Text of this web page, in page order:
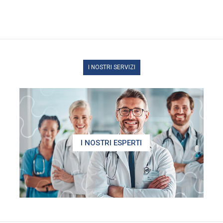
I NOSTRI SERVIZI
I NOSTRI ESPERTI